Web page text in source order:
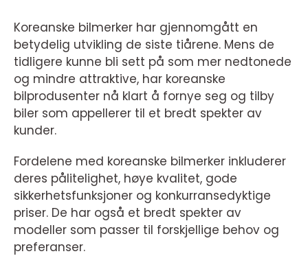
Koreanske bilmerker har gjennomgått en
betydelig utvikling de siste tiårene. Mens de
tidligere kunne bli sett på som mer nedtonede
og mindre attraktive, har koreanske
bilprodusenter nå klart å fornye seg og tilby
biler som appellerer til et bredt spekter av
kunder.
Fordelene med koreanske bilmerker inkluderer
deres pålitelighet, høye kvalitet, gode
sikkerhetsfunksjoner og konkurransedyktige
priser. De har også et bredt spekter av
modeller som passer til forskjellige behov og
preferanser.